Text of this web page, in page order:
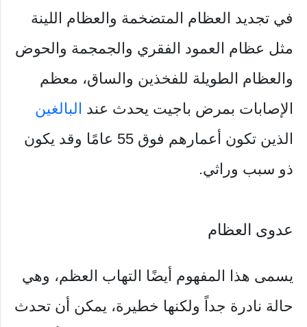
في تجديد العظام المتضخمة والعظام اللينة
مثل عظام العمود الفقري والجمجمة والحوض
والعظام الطويلة للفخذين والساق، معظم
الإصابات بمرض باجيت يحدث عند البالغين
الذين تكون أعمارهم فوق 55 عامًا وقد يكون
ذو سبب وراثي.
عدوى العظام
يسمى هذا المفهوم أيضًا التهاب العظم، وهي
حالة نادرة جداً ولكنها خطيرة، يمكن أن تحدث